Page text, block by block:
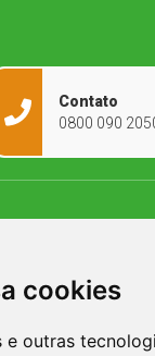
cookies
outras
Contato
0800 090